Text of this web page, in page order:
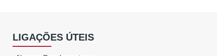
LIGAÇÕES ÚTEIS